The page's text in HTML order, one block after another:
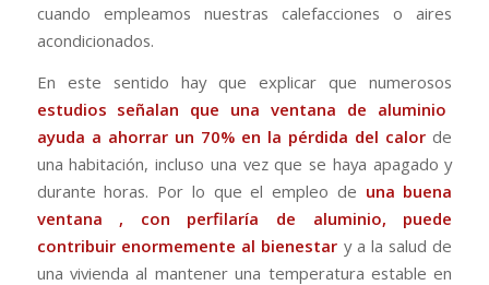
cuando empleamos nuestras calefacciones o aires
acondicionados.
En este sentido hay que explicar que numerosos
estudios señalan que una ventana de aluminio
ayuda a ahorrar un 70% en la pérdida del calor de
una habitación, incluso una vez que se haya apagado y
durante horas. Por lo que el empleo de una buena
ventana , con perfilaría de aluminio, puede
contribuir enormemente al bienestar y a la salud de
una vivienda al mantener una temperatura estable en